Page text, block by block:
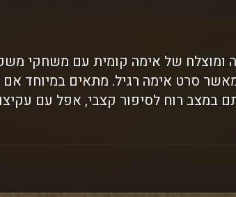
שילוב משונה ומוצלח של אימה קומית עם משחקי
סרט אימה רגיל. מתאים במיוחד
במצב רוח לסיפור קצבי, אפל עם